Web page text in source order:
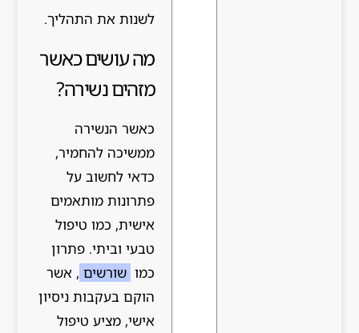
לשנות את התהליך.
מה עושים כאשר
מזהים נשירה?
כאשר הנשירה
ממשיכה להחמיר,
כדאי לחשוב על
פתרונות מותאמים
אישית, כמו טיפול
טבעי וביתי. פתרון
כמו שורשים , אשר
הוקם בעקבות ניסיון
אישי, מציע טיפול